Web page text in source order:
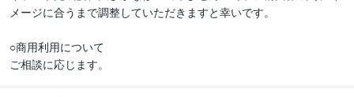
メージに合うまで調整していただきますと幸いです。
○商用利用について
ご相談に応じます。